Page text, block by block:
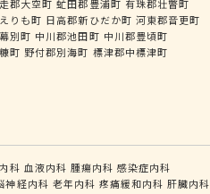
郡大空町 虻田郡豊浦町 有珠郡壮瞥町
りも町 日高郡新ひだか町 河東郡音更町
別町 中川郡池田町 中川郡豊頃町
町 野付郡別海町 標津郡中標津町
科 血液内科 腫瘍内科 感染症内科
神経内科 老年内科 疼痛緩和内科 肝臓内科